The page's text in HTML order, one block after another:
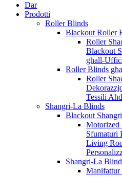
Dar
Prodotti
Roller Blinds
Blackout Roller
Roller
Blackout
għall-
Roller Blinds
Roller
Tessili
Shangri-La Blinds
Blackout
Motorized
Sfumaturi
Living
Shangri-La
Manifattur